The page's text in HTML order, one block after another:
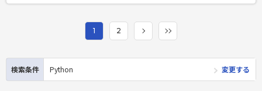
・コンテナ技術（Docker、Kubernetesなど） ・GitHub
必須スキル
・Java/Pythonなどを利用したアプリケーションの設計・実
1 2
検索条件 Python 変更する